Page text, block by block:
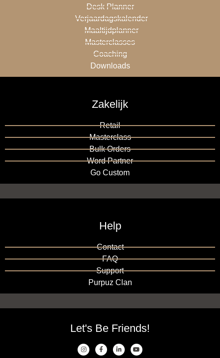
Desk Planner
Verjaardagskalender
Maaltijdplanner
Masterclasses
Coaching
Downloads
Zakelijk
Retail
Masterclass
Bulk Orders
Word Partner
Go Custom
Help
Contact
FAQ
Support
Purpuz Clan
Let's Be Friends!